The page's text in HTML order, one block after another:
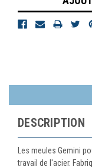
DESCRIPTION
Les meules Gemini
travail de l'acier.